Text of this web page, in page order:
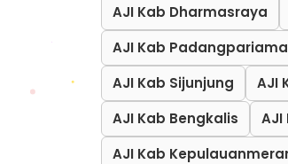
AJI Kab Dharmasraya
AJI Kab
AJI Kab Sijunjung
AJI
AJI Kab Bengkalis
AJI
AJI Kab